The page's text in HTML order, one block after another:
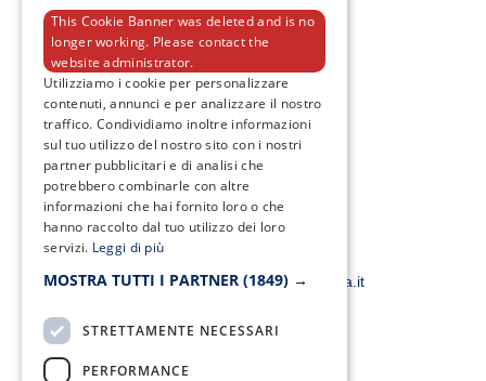
smacampaniaspa@pec.it –info@smacampania.it
b
T
w
i
t
t
e
r
I
n
s
t
a
g
r
a
m
Y
o
u
t
u
b
e
This Cookie Banner was deleted and is no
longer working. Please contact the
website administrator.
Utilizziamo i cookie per personalizzare
contenuti, annunci e per analizzare il nostro
traffico. Condividiamo inoltre informazioni
sul tuo utilizzo del nostro sito con i nostri
partner pubblicitari e di analisi che
potrebbero combinarle con altre
informazioni che hai fornito loro o che
hanno raccolto dal tuo utilizzo dei loro
servizi. Leggi di più
MOSTRA TUTTI I PARTNER (1849) →
STRETTAMENTE NECESSARI
PERFORMANCE